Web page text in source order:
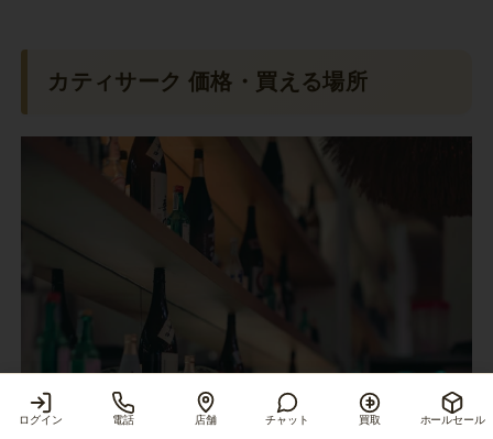
カティサーク 価格・買える場所
商品を見る
ログイン 電話 店舗 チャット 買取 ホールセール